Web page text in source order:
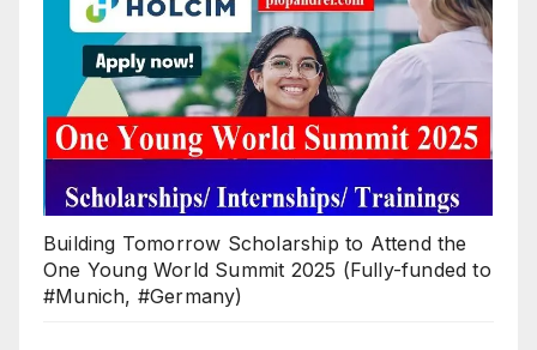
Building Tomorrow Scholarship to Attend the
One Young World Summit 2025 (Fully-funded to
#Munich, #Germany)